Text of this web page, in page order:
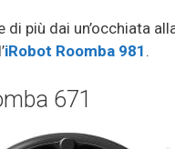
di più dai un’occhiata
iRobot Roomba 981 .
671